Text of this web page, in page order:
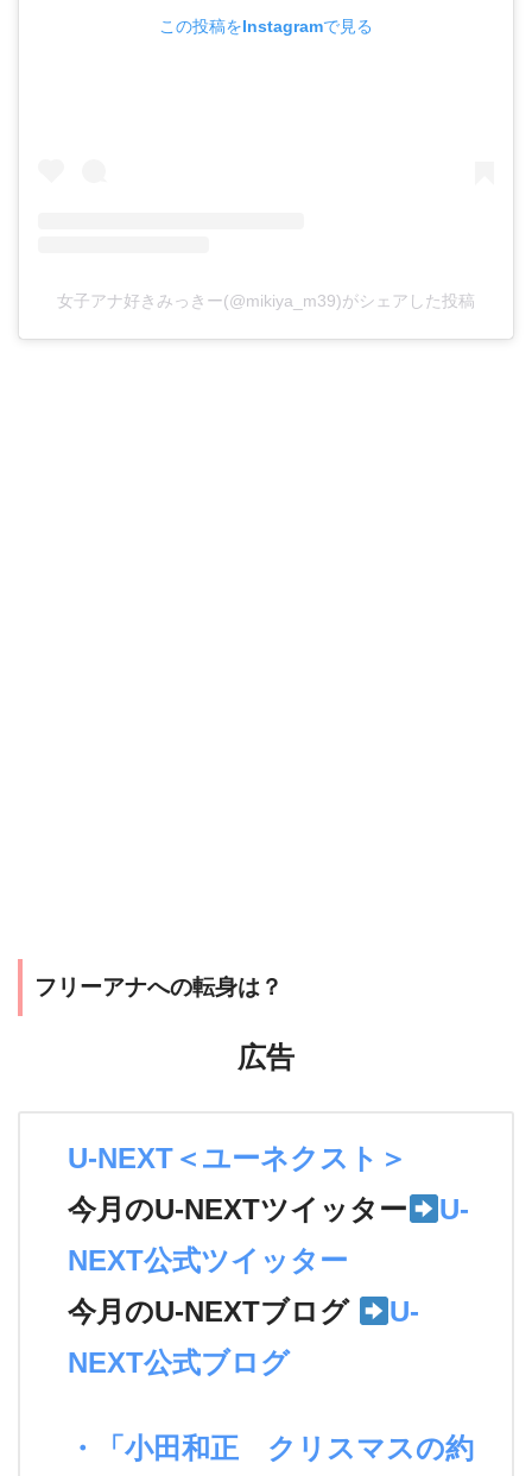
この投稿をInstagramで見る
女子アナ好きみっきー(@mikiya_m39)がシェアした投稿
フリーアナへの転身は？
広告
U-NEXT＜ユーネクスト＞
今月のU-NEXTツイッター
U-
NEXT公式ツイッター
今月のU-NEXTブログ
U-
NEXT公式ブログ
・「小田和正 クリスマスの約